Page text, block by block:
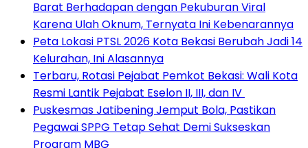
Barat Berhadapan dengan Pekuburan Viral
Karena Ulah Oknum, Ternyata Ini Kebenarannya
Peta Lokasi PTSL 2026 Kota Bekasi Berubah Jadi 14
Kelurahan, Ini Alasannya
‎Terbaru, Rotasi Pejabat Pemkot Bekasi: Wali Kota
Resmi Lantik Pejabat Eselon II, III, dan IV ‎
Puskesmas Jatibening Jemput Bola, Pastikan
Pegawai SPPG Tetap Sehat Demi Sukseskan
Program MBG